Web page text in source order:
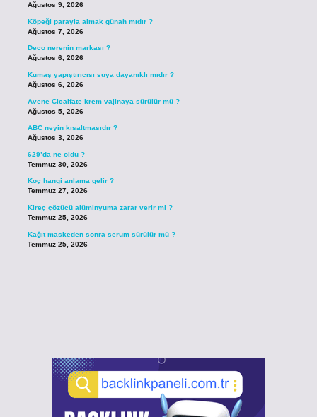
Ağustos 9, 2026
Köpeği parayla almak günah mıdır ?
Ağustos 7, 2026
Deco nerenin markası ?
Ağustos 6, 2026
Kumaş yapıştırıcısı suya dayanıklı mıdır ?
Ağustos 6, 2026
Avene Cicalfate krem vajinaya sürülür mü ?
Ağustos 5, 2026
ABC neyin kısaltmasıdır ?
Ağustos 3, 2026
629’da ne oldu ?
Temmuz 30, 2026
Koç hangi anlama gelir ?
Temmuz 27, 2026
Kireç çözücü alüminyuma zarar verir mi ?
Temmuz 25, 2026
Kağıt maskeden sonra serum sürülür mü ?
Temmuz 25, 2026